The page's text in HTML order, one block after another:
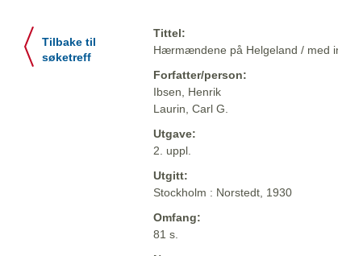
Tilbake til
søketreff
Tittel:
Hærmændene på Helgeland / med
Forfatter/person:
Ibsen, Henrik
Laurin, Carl G.
Utgave:
2. uppl.
Utgitt:
Stockholm : Norstedt, 1930
Omfang:
81 s.